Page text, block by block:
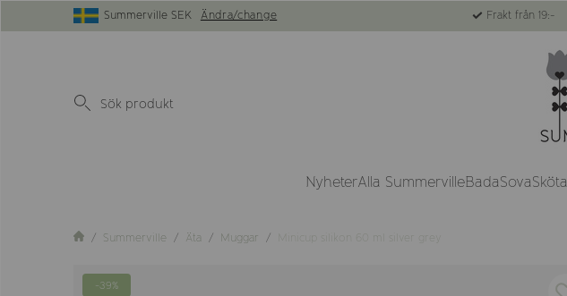
Summerville SEK Ändra/change Frakt från 19:-
NyheterAlla SummervilleBadaSovaSköta
Summerville Äta Muggar Minicup silikon 60 ml silver grey
-39%